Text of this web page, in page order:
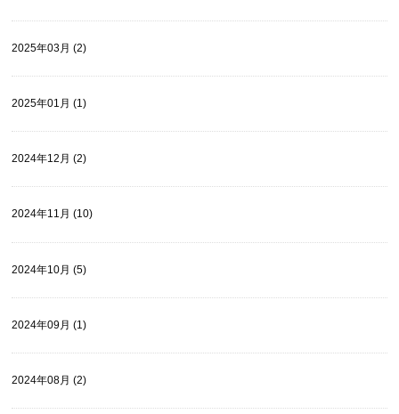
2025年03月 (2)
2025年01月 (1)
2024年12月 (2)
2024年11月 (10)
2024年10月 (5)
2024年09月 (1)
2024年08月 (2)